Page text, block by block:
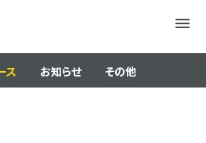
メニュ
ス お知らせ その他